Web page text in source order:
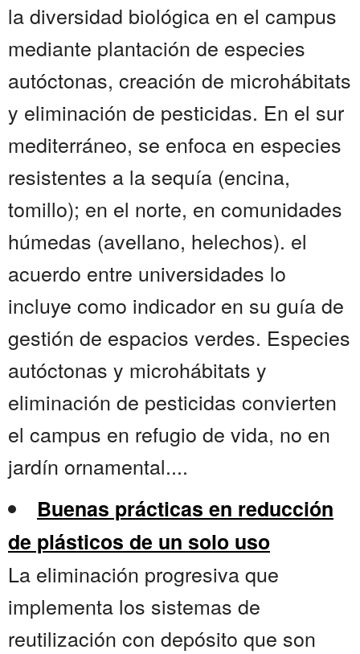
la diversidad biológica en el campus
mediante plantación de especies
autóctonas, creación de microhábitats
y eliminación de pesticidas. En el sur
mediterráneo, se enfoca en especies
resistentes a la sequía (encina,
tomillo); en el norte, en comunidades
húmedas (avellano, helechos). el
acuerdo entre universidades lo
incluye como indicador en su guía de
gestión de espacios verdes. Especies
autóctonas y microhábitats y
eliminación de pesticidas convierten
el campus en refugio de vida, no en
jardín ornamental....
Buenas prácticas en reducción
de plásticos de un solo uso
La eliminación progresiva que
implementa los sistemas de
reutilización con depósito que son